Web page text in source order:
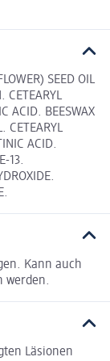
SEED OIL
CETEARYL
ACID. BEESWAX
CETEARYL
ACID.
13.
Kann auch
werden.
Läsionen